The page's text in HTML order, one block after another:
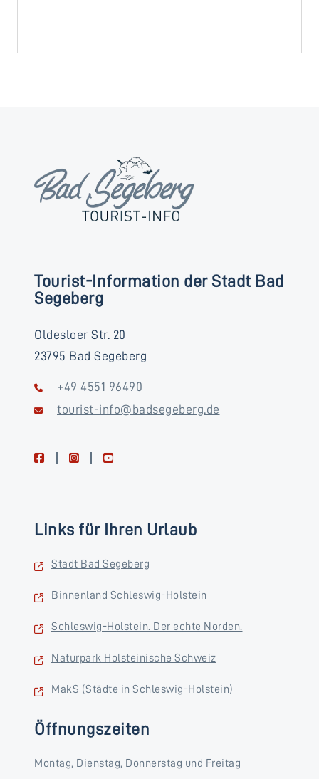
Tourist-Information der Stadt Bad
Segeberg
Oldesloer Str. 20
23795 Bad Segeberg
+49 4551 96490
tourist-info@badsegeberg.de
facebookinstagramyoutube
Links für Ihren Urlaub
Stadt Bad Segeberg
Binnenland Schleswig-Holstein
Schleswig-Holstein. Der echte Norden.
Naturpark Holsteinische Schweiz
MakS (Städte in Schleswig-Holstein)
Öffnungszeiten
Montag, Dienstag, Donnerstag und Freitag